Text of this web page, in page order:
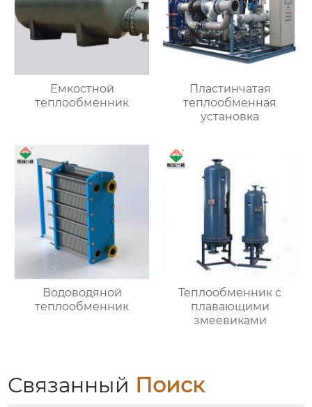
Емкостной
теплообменник
Пластинчатая
теплообменная
установка
Водоводяной
теплообменник
Теплообменник с
плавающими
змеевиками
Связанный Поиск